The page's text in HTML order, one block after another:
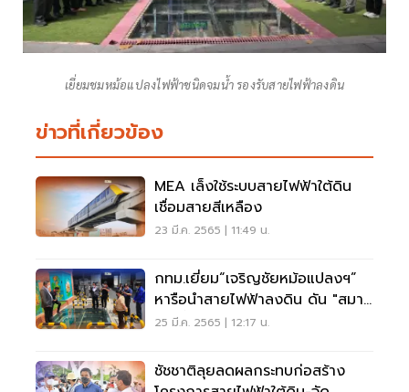
เยี่ยมชมหม้อแปลงไฟฟ้าชนิดจมน้ำ รองรับสายไฟฟ้าลงดิน
ข่าวที่เกี่ยวข้อง
MEA เล็งใช้ระบบสายไฟฟ้าใต้ดิน
เชื่อมสายสีเหลือง
23 มี.ค. 2565 | 11:49 น.
กทม.เยี่ยม“เจริญชัยหม้อแปลงฯ”
หารือนำสายไฟฟ้าลงดิน ดัน "สมา
ร์ทซิตี้"
25 มี.ค. 2565 | 12:17 น.
ชัชชาติลุยลดผลกระทบก่อสร้าง